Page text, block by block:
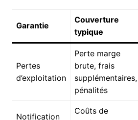
Garantie
Couverture
typique
Pertes
d’exploitation
Perte marge
brute, frais
supplémentaires,
pénalités
Notification
Coûts de